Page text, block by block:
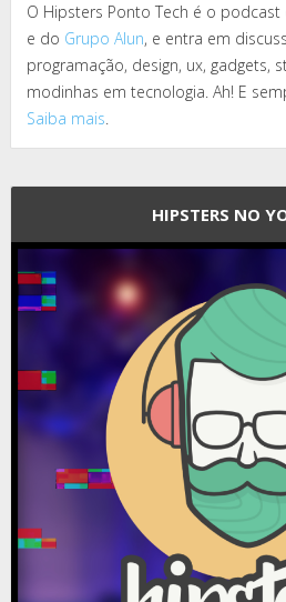
O Hipsters Ponto Tech é o
e do Grupo Alun, e entra em
programação, design, ux, gadgets,
modinhas em tecnologia. Ah! E
Saiba mais.
HIPSTERS NO